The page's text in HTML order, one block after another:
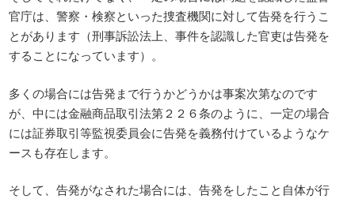
官庁は、警察・検察といった捜査機関に対して告発を行うこ
とがあります（刑事訴訟法上、事件を認識した官吏は告発を
することになっています）。
多くの場合には告発まで行うかどうかは事案次第なのです
が、中には金融商品取引法第２２６条のように、一定の場合
には証券取引等監視委員会に告発を義務付けているようなケ
ースも存在します。
そして、告発がなされた場合には、告発をしたこと自体が行